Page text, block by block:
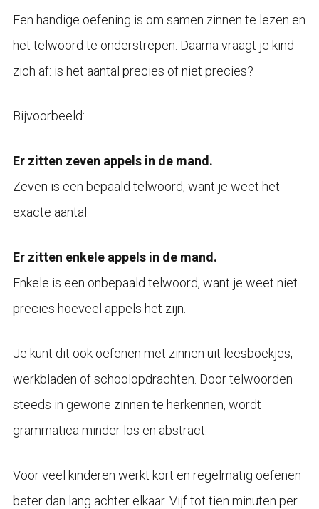
Een handige oefening is om samen zinnen te lezen en
het telwoord te onderstrepen. Daarna vraagt je kind
zich af: is het aantal precies of niet precies?
Bijvoorbeeld:
Er zitten zeven appels in de mand.
Zeven is een bepaald telwoord, want je weet het
exacte aantal.
Er zitten enkele appels in de mand.
Enkele is een onbepaald telwoord, want je weet niet
precies hoeveel appels het zijn.
Je kunt dit ook oefenen met zinnen uit leesboekjes,
werkbladen of schoolopdrachten. Door telwoorden
steeds in gewone zinnen te herkennen, wordt
grammatica minder los en abstract.
Voor veel kinderen werkt kort en regelmatig oefenen
beter dan lang achter elkaar. Vijf tot tien minuten per